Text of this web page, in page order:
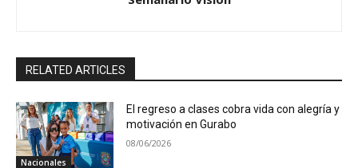
RELATED ARTICLES
Nacionales
El regreso a clases cobra vida con alegría y
motivación en Gurabo
08/06/2026